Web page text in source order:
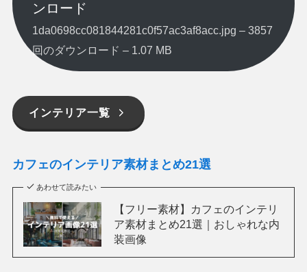
ンロード
1da0698cc081844281c0f57ac3af8acc.jpg – 3857
回のダウンロード – 1.07 MB
インテリア一覧
カフェのインテリア素材まとめ21選
あわせて読みたい
【フリー素材】カフェのインテリ
ア素材まとめ21選｜おしゃれな内
装画像